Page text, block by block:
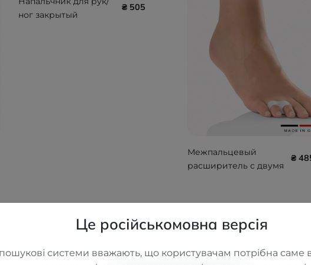
ног закрытый
₴ 505
Межпальцевый
расширитель с двумя
₴
Це російськомовна версія
системи вважають, що користувачам потрібна саме